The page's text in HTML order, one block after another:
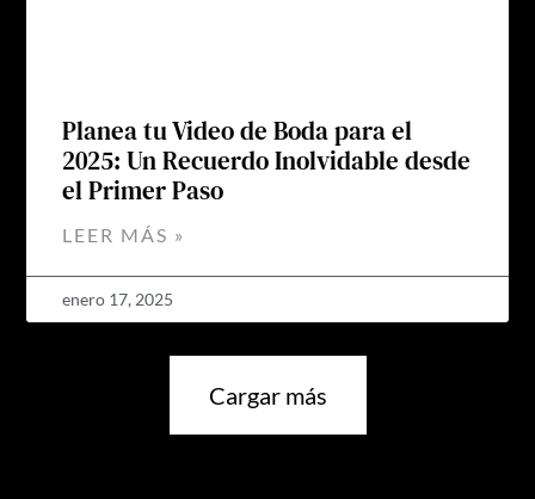
Planea tu Video de Boda para el
2025: Un Recuerdo Inolvidable desde
el Primer Paso
LEER MÁS »
enero 17, 2025
Cargar más